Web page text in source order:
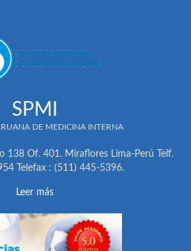
SPMI
DE MEDICINA INTERNA
138 Of. 401. Miraflores Lima-Perú Telf.
Telefax : (511) 445-5396.
Leer más